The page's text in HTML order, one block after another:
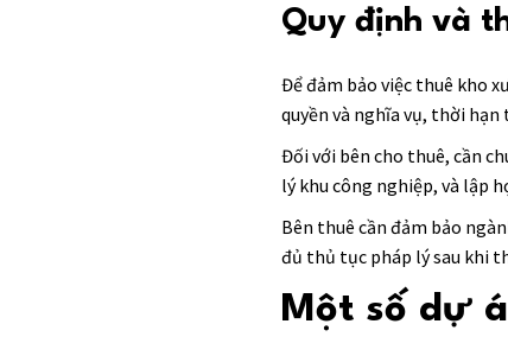
Quy định và
Để đảm bảo việc thuê kho
quyền và nghĩa vụ, thời
Đối với bên cho thuê, cần
lý khu công nghiệp, và lập
Bên thuê cần đảm bảo
đủ thủ tục pháp lý sau khi
Một số dự